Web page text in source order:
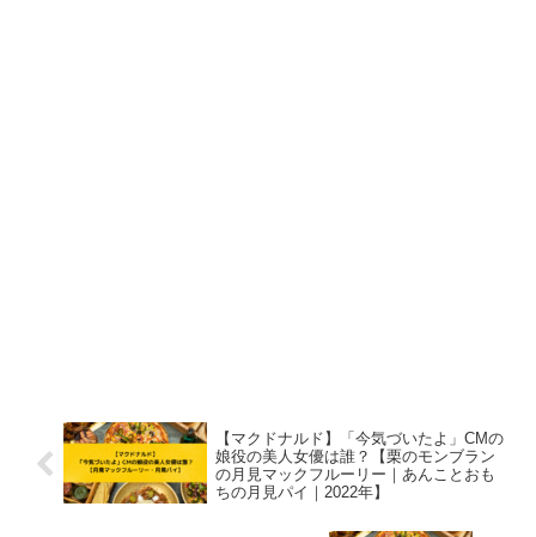
【マクドナルド】「今気づいたよ」CMの
娘役の美人女優は誰？【栗のモンブラン
の月見マックフルーリー｜あんことおも
ちの月見パイ｜2022年】